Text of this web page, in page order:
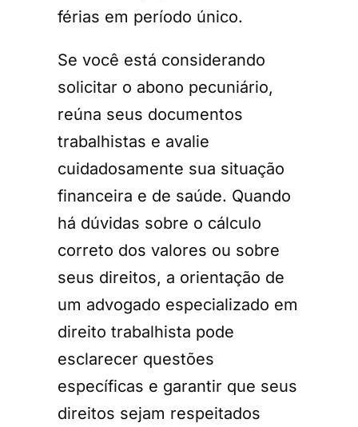
férias em período único.
Se você está considerando
solicitar o abono pecuniário,
reúna seus documentos
trabalhistas e avalie
cuidadosamente sua situação
financeira e de saúde. Quando
há dúvidas sobre o cálculo
correto dos valores ou sobre
seus direitos, a orientação de
um advogado especializado em
direito trabalhista pode
esclarecer questões
específicas e garantir que seus
direitos sejam respeitados